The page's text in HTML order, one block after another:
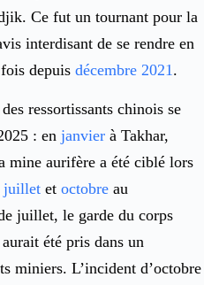
Ce fut un tournant pour la
interdisant de se rendre en
depuis décembre 2021 .
ressortissants chinois se
: en janvier à Takhar,
mine aurifère a été ciblé lors
juillet et octobre au
juillet, le garde du corps
été pris dans un
miniers. L’incident d’octobre